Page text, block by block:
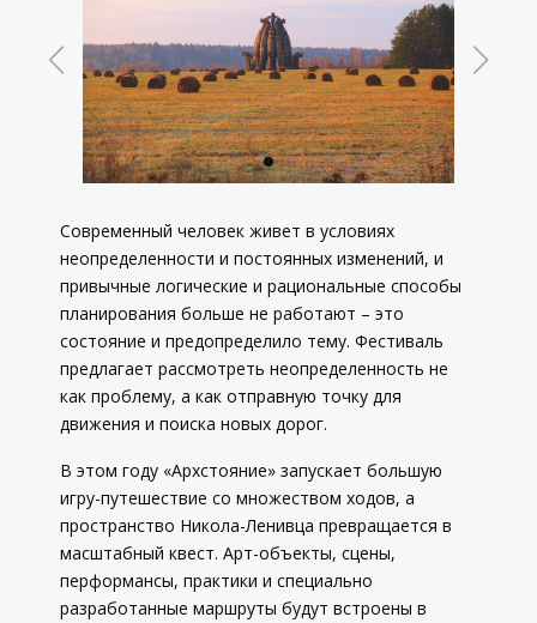
Современный человек живет в условиях
неопределенности и постоянных изменений, и
привычные логические и рациональные способы
планирования больше не работают – это
состояние и предопределило тему. Фестиваль
предлагает рассмотреть неопределенность не
как проблему, а как отправную точку для
движения и поиска новых дорог.
В этом году «Архстояние» запускает большую
игру-путешествие со множеством ходов, а
пространство Никола-Ленивца превращается в
масштабный квест. Арт-объекты, сцены,
перформансы, практики и специально
разработанные маршруты будут встроены в